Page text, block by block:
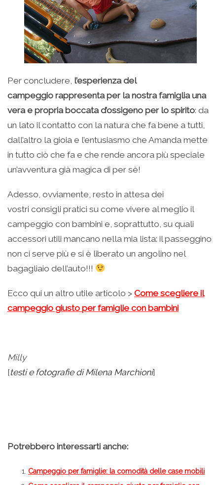
Per concludere, l’esperienza del
campeggio rappresenta per la nostra famiglia una
vera e propria boccata d’ossigeno per lo spirito: da
un lato il contatto con la natura che fa bene a tutti,
dall’altro la gioia e l’entusiasmo che Amanda mette
in tutto ciò che fa e che rende ancora più speciale
un’avventura già magica di per sè!
Adesso, ovviamente, resto in attesa dei
vostri consigli pratici su come vivere al meglio il
campeggio con bambini e, soprattutto, su quali
accessori utili mancano nella mia lista: il passeggino
non ci serve più e si è liberato un angolino nel
bagagliaio dell’auto!!!
Ecco qui un altro utile articolo > Come scegliere il
campeggio giusto per famiglie con bambini
Milly
[testi e fotografie di Milena Marchioni]
Potrebbero interessarti anche:
Campeggio per famiglie: la comodità delle case mobili